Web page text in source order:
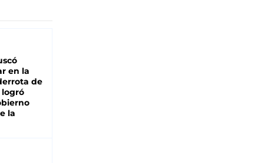
en la
de
logró
la